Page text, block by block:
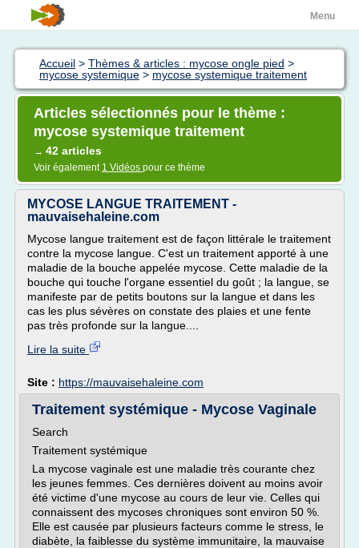
Menu
Accueil > Thèmes & articles : mycose ongle pied >
mycose systemique > mycose systemique traitement
Articles sélectionnés pour le thème :
mycose systemique traitement
→ 42 articles
Voir également 1 Vidéos pour ce thème
MYCOSE LANGUE TRAITEMENT -
mauvaisehaleine.com
Mycose langue traitement est de façon littérale le traitement
contre la mycose langue. C'est un traitement apporté à une
maladie de la bouche appelée mycose. Cette maladie de la
bouche qui touche l'organe essentiel du goût ; la langue, se
manifeste par de petits boutons sur la langue et dans les
cas les plus sévères on constate des plaies et une fente
pas très profonde sur la langue....
Lire la suite
Site : https://mauvaisehaleine.com
Traitement systémique - Mycose Vaginale
Search
Traitement systémique
La mycose vaginale est une maladie très courante chez
les jeunes femmes. Ces dernières doivent au moins avoir
été victime d'une mycose au cours de leur vie. Celles qui
connaissent des mycoses chroniques sont environ 50 %.
Elle est causée par plusieurs facteurs comme le stress, le
diabète, la faiblesse du système immunitaire, la mauvaise